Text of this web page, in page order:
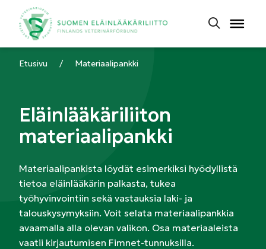
Etusivu / Materiaalipankki
Eläinlääkäriliiton
materiaalipankki
Materiaalipankista löydät esimerkiksi hyödyllistä
tietoa eläinlääkärin palkasta, tukea
työhyvinvointiin sekä vastauksia laki- ja
talouskysymyksiin. Voit selata materiaalipankkia
avaamalla alla olevan valikon. Osa materiaaleista
vaatii kirjautumisen Fimnet-tunnuksilla.